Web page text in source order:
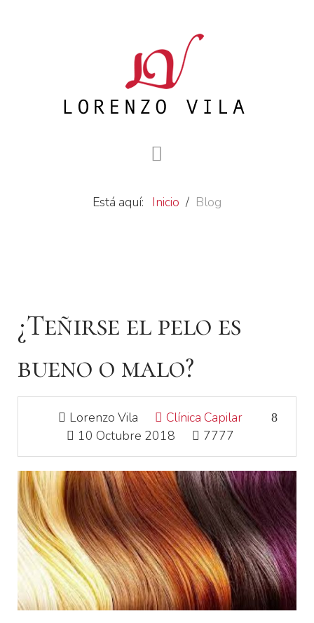
Está aquí: Inicio Blog
¿Teñirse el pelo es
bueno o malo?
Lorenzo Vila
Clínica Capilar
10 Octubre 2018
7777